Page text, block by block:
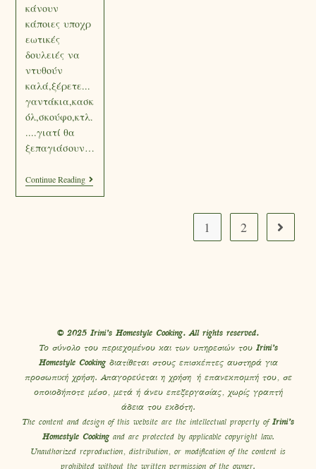
κάνουν
κάποιες υποχρ
εωτικές
δουλειές να
ντυθούν
καλά,ξέρετε...
γαντάκια,κασκ
όλ,σκούφο,κτλ.
....γιατί θα
ξεπαγιάσουν…
Continue Reading
1 2
© 2025 Irini’s Homestyle Cooking. All rights reserved.
Το σύνολο του περιεχομένου και των υπηρεσιών του Irini’s
Homestyle Cookingδιατίθεται στους επισκέπτες αυστηρά για
προσωπική χρήση. Απαγορεύεται η χρήση ή επανεκπομπή του, σε
οποιοδήποτε μέσο, μετά ή άνευ επεξεργασίας, χωρίς γραπτή
άδεια του εκδότη.
The content and design of this website are the intellectual property ofIrini’s
Homestyle Cookingand are protected by applicable copyright law.
Unauthorized reproduction, distribution, or modification of the content is
prohibited without the written permission of the owner.